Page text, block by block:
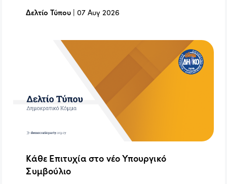
Δελτίο Τύπου |07 Αυγ 2026
Κάθε Επιτυχία στο νέο Υπουργικό
Συμβούλιο